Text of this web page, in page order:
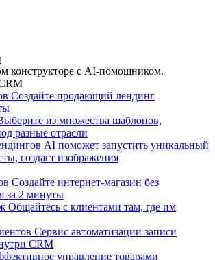
конструкторе с AI-помощником.
Создайте продающий лендинг
из множества шаблонов,
разные отрасли
AI поможет запустить уникальный
создаст изображения
Создайте интернет-магазин без
за 2 минуты
Общайтесь с клиентами там, где им
Сервис автоматизации записи
CRM
управление товарами